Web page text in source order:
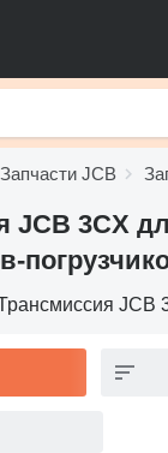
Запчасти JCB
JCB 3CX
JCB